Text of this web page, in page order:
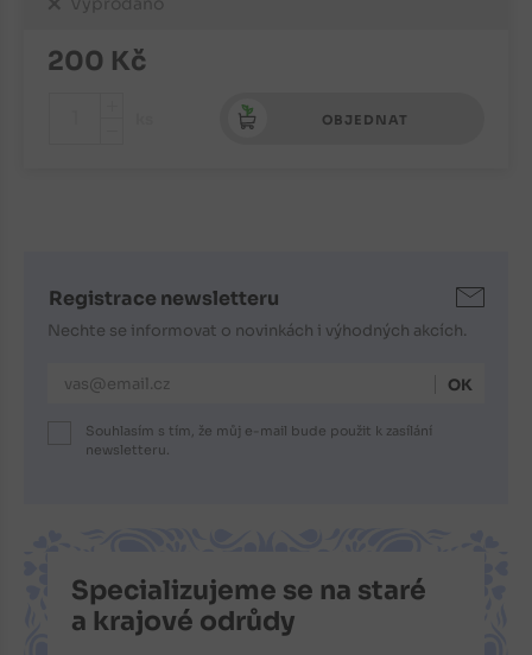
200 Kč
OBJEDNAT
Registrace newsletteru
Nechte se informovat o novinkách i výhodných akcích.
E-mailová adresa
Souhlasím s tím, že můj e-mail bude použit k zasílání
newsletteru.
Specializujeme se na staré
a krajové odrůdy